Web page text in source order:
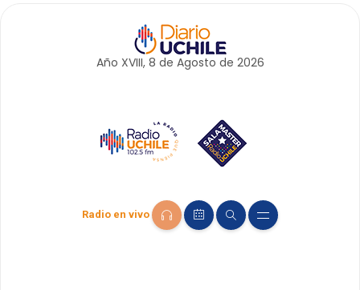
Año XVIII, 8 de Agosto de 2026
Radio en vivo